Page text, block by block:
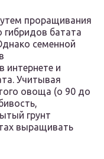
проращивания
гибридов батата
семенной
интернете и
Учитывая
овоща (о 90 до
грунт
выращивать